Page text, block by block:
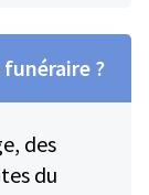
?
des
du